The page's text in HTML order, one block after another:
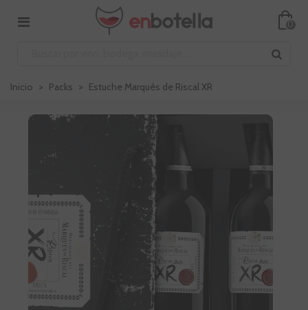
0
Inicio > Packs > Estuche Marqués de Riscal XR